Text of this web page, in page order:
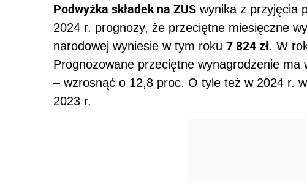
Podwyżka składek na ZUS wynika z przyjęcia
2024 r. prognozy, że przeciętne miesięczne
narodowej wyniesie w tym roku 7 824 zł. W
Prognozowane przeciętne wynagrodzenie
– wzrosnąć o 12,8 proc. O tyle też w 2024 r.
2023 r.